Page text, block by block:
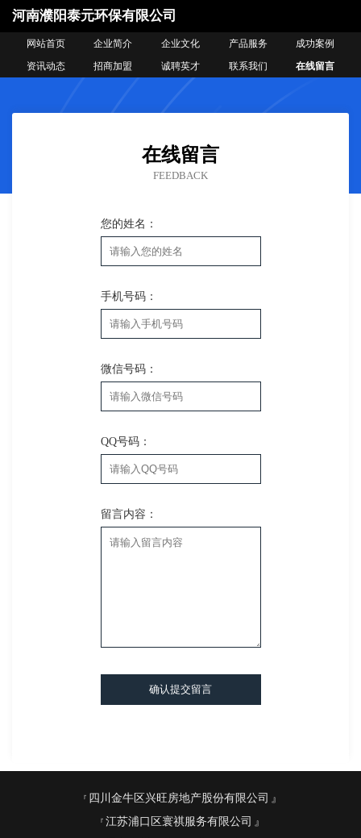
河南濮阳泰元环保有限公司
网站首页 企业简介 企业文化 产品服务
成功案例
资讯动态
招商加盟 诚聘英才 联系我们 在线留言
在线留言
FEEDBACK
您的姓名：
手机号码：
微信号码：
QQ号码：
留言内容：
确认提交留言
四川金牛区兴旺房地产股份有限公司
江苏浦口区寰祺服务有限公司